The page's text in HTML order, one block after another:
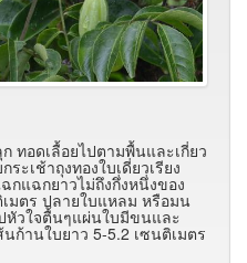
ทอดเลื้อยไปตามพื้นและเกี่ยว
ะเช้าถุงทองใบเดี่ยวเรียง
กแฉกยาวไม่ถึงกึ่งหนึ่งของ
มตร ปลายใบแหลม หรือมน
วใจตื้นๆแผ่นใบมีขนและ
ก้านใบยาว 5-5.2 เซนติเมตร